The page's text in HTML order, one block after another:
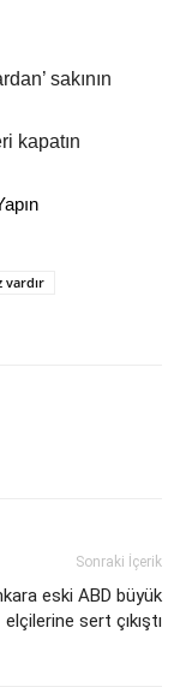
sakının
kapatın
vardır
Sonraki İçerik
eski ABD büyük
elçilerine sert çıkıştı